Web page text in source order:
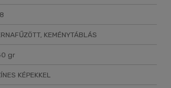
KEMÉNYTÁBLÁS
gr
KÉPEKKEL